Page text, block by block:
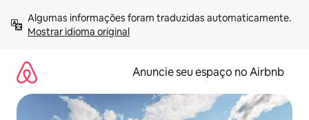
para
Mostrar idioma original
Anuncie seu espaço no Airbnb